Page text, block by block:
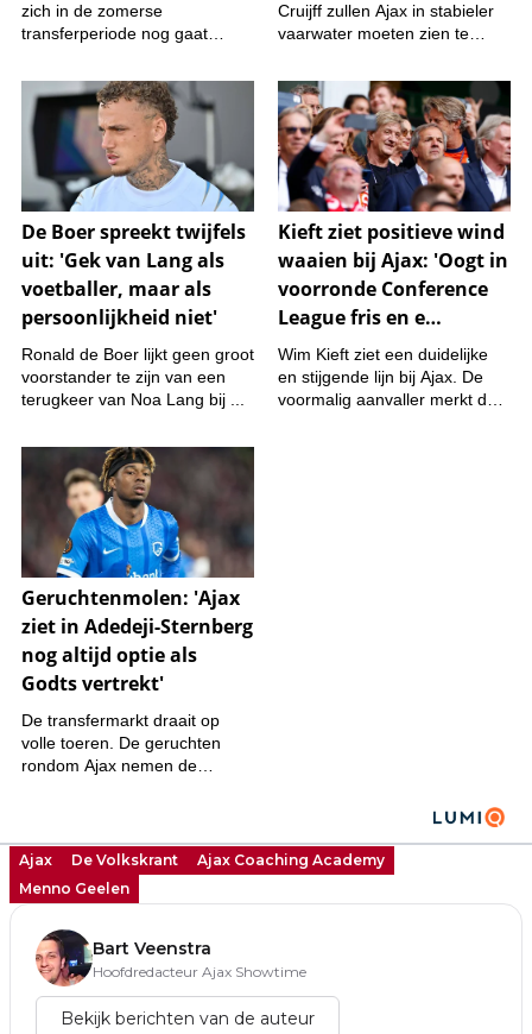
Ajax De Volkskrant
Ajax Coaching Academy
Menno Geelen
Bart Veenstra
Hoofdredacteur Ajax Showtime
Bekijk berichten van de auteur